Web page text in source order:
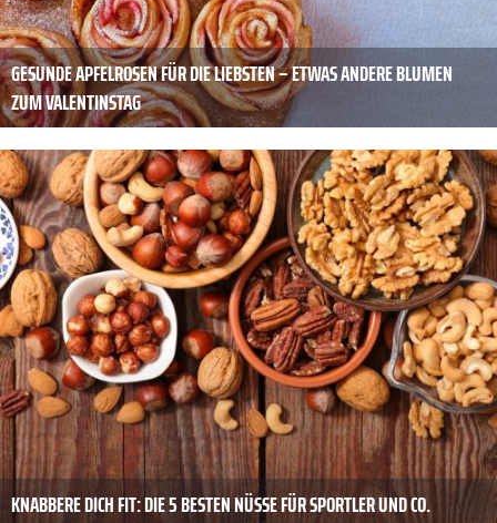
GESUNDE APFELROSEN FÜR DIE LIEBSTEN – ETWAS ANDERE BLUMEN
ZUM VALENTINSTAG
KNABBERE DICH FIT: DIE 5 BESTEN NÜSSE FÜR SPORTLER UND CO.